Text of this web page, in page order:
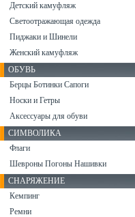
Детский камуфляж
Светоотражающая одежда
Пиджаки и Шинели
Женский камуфляж
ОБУВЬ
Берцы Ботинки Сапоги
Носки и Гетры
Аксессуары для обуви
СИМВОЛИКА
Флаги
Шевроны Погоны Нашивки
СНАРЯЖЕНИЕ
Кемпинг
Ремни